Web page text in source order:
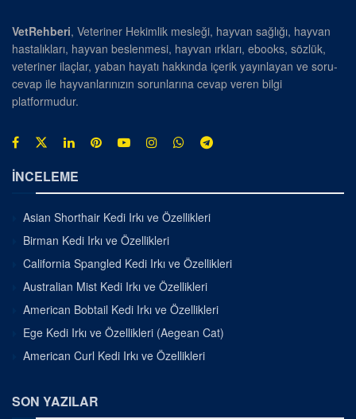
VetRehberi, Veteriner Hekimlik mesleği, hayvan sağlığı, hayvan
hastalıkları, hayvan beslenmesi, hayvan ırkları, ebooks, sözlük,
veteriner ilaçlar, yaban hayatı hakkında içerik yayınlayan ve soru-
cevap ile hayvanlarınızın sorunlarına cevap veren bilgi
platformudur.
İNCELEME
Asian Shorthair Kedi Irkı ve Özellikleri
Birman Kedi Irkı ve Özellikleri
California Spangled Kedi Irkı ve Özellikleri
Australian Mist Kedi Irkı ve Özellikleri
American Bobtail Kedi Irkı ve Özellikleri
Ege Kedi Irkı ve Özellikleri (Aegean Cat)
American Curl Kedi Irkı ve Özellikleri
SON YAZILAR